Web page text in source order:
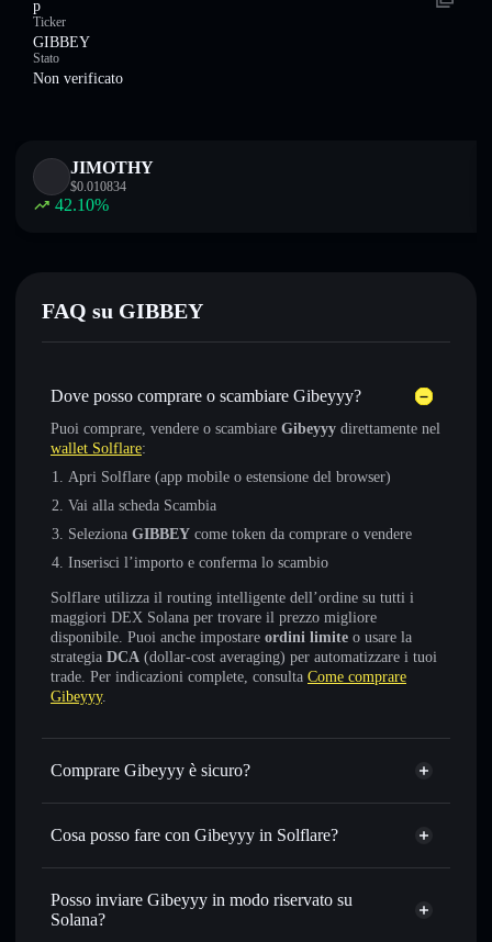
p
Ticker
GIBBEY
Stato
Non verificato
JIMOTHY
$0.010834
42.10%
FAQ su GIBBEY
Dove posso comprare o scambiare Gibeyyy?
Puoi comprare, vendere o scambiare Gibeyyy direttamente nel
wallet Solflare:
Apri Solflare (app mobile o estensione del browser)
Vai alla scheda Scambia
Seleziona GIBBEY come token da comprare o vendere
Inserisci l’importo e conferma lo scambio
Solflare utilizza il routing intelligente dell’ordine su tutti i
maggiori DEX Solana per trovare il prezzo migliore
disponibile. Puoi anche impostare ordini limite o usare la
strategia DCA (dollar-cost averaging) per automatizzare i tuoi
trade. Per indicazioni complete, consulta Come comprare
Gibeyyy.
Comprare Gibeyyy è sicuro?
Gibeyyy non è verificato
Cosa posso fare con Gibeyyy in Solflare?
Gibeyyy
wallet Solflare
Scambiare istantaneamente— scambia GIBBEY in SOL,
USDC o in migliaia di altri token Solana al prezzo migliore
Posso inviare Gibeyyy in modo riservato su
Solana?